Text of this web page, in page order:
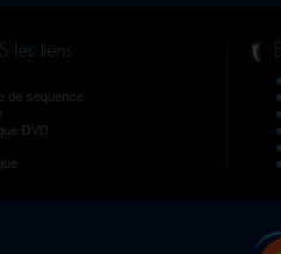
de séquence
DVD